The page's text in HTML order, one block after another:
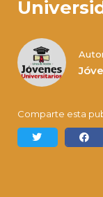
Comparte esta